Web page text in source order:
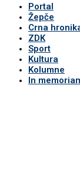
Portal
Žepče
Crna
ZDK
Sport
Kultura
Kolumne
In